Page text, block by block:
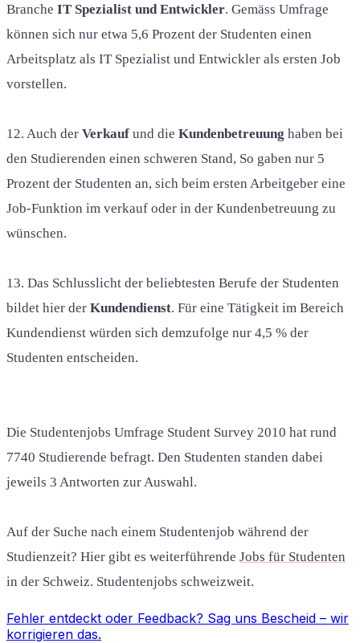
Branche IT Spezialist und Entwickler. Gemäss Umfrage
können sich nur etwa 5,6 Prozent der Studenten einen
Arbeitsplatz als IT Spezialist und Entwickler als ersten Job
vorstellen.
12. Auch der Verkauf und die Kundenbetreuung haben bei
den Studierenden einen schweren Stand, So gaben nur 5
Prozent der Studenten an, sich beim ersten Arbeitgeber eine
Job-Funktion im verkauf oder in der Kundenbetreuung zu
wünschen.
13. Das Schlusslicht der beliebtesten Berufe der Studenten
bildet hier der Kundendienst. Für eine Tätigkeit im Bereich
Kundendienst würden sich demzufolge nur 4,5 % der
Studenten entscheiden.
Die Studentenjobs Umfrage Student Survey 2010 hat rund
7740 Studierende befragt. Den Studenten standen dabei
jeweils 3 Antworten zur Auswahl.
Auf der Suche nach einem Studentenjob während der
Studienzeit? Hier gibt es weiterführende Jobs für Studenten
in der Schweiz. Studentenjobs schweizweit.
Fehler entdeckt oder Feedback? Sag uns Bescheid – wir
korrigieren das.